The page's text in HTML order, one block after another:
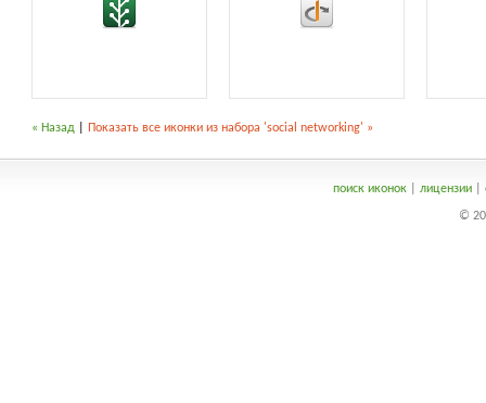
« Назад Показать все иконки из набора 'social networking' »
поиск иконок| лицензии|
©